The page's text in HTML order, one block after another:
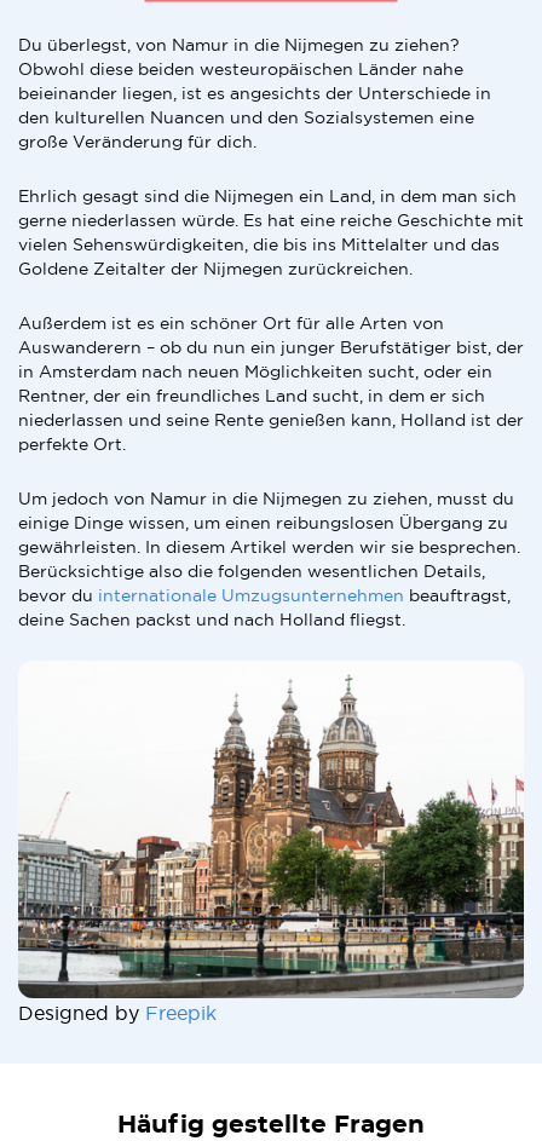
Du überlegst, von Namur in die Nijmegen zu ziehen?
Obwohl diese beiden westeuropäischen Länder nahe
beieinander liegen, ist es angesichts der Unterschiede in
den kulturellen Nuancen und den Sozialsystemen eine
große Veränderung für dich.
Ehrlich gesagt sind die Nijmegen ein Land, in dem man sich
gerne niederlassen würde. Es hat eine reiche Geschichte mit
vielen Sehenswürdigkeiten, die bis ins Mittelalter und das
Goldene Zeitalter der Nijmegen zurückreichen.
Außerdem ist es ein schöner Ort für alle Arten von
Auswanderern – ob du nun ein junger Berufstätiger bist, der
in Amsterdam nach neuen Möglichkeiten sucht, oder ein
Rentner, der ein freundliches Land sucht, in dem er sich
niederlassen und seine Rente genießen kann, Holland ist der
perfekte Ort.
Um jedoch von Namur in die Nijmegen zu ziehen, musst du
einige Dinge wissen, um einen reibungslosen Übergang zu
gewährleisten. In diesem Artikel werden wir sie besprechen.
Berücksichtige also die folgenden wesentlichen Details,
bevor du internationale Umzugsunternehmen beauftragst,
deine Sachen packst und nach Holland fliegst.
Designed by Freepik
Häufig gestellte Fragen